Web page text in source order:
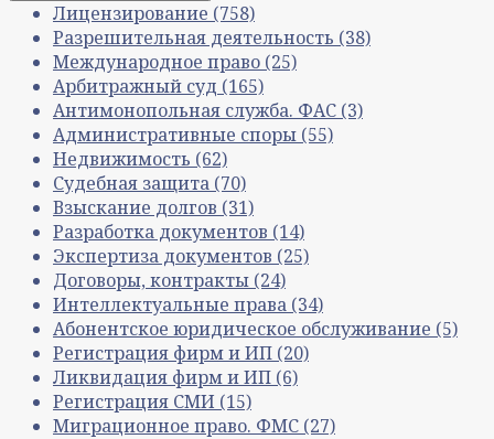
Лицензирование (758)
Разрешительная деятельность (38)
Международное право (25)
Арбитражный суд (165)
Антимонопольная служба. ФАС (3)
Административные споры (55)
Недвижимость (62)
Судебная защита (70)
Взыскание долгов (31)
Разработка документов (14)
Экспертиза документов (25)
Договоры, контракты (24)
Интеллектуальные права (34)
Абонентское юридическое обслуживание (5)
Регистрация фирм и ИП (20)
Ликвидация фирм и ИП (6)
Регистрация СМИ (15)
Миграционное право. ФМС (27)